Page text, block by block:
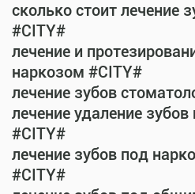
сколько стоит лечение
#CITY#
лечение и
наркозом #CITY#
лечение зубов
лечение удаление
#CITY#
лечение зубов под
#CITY#